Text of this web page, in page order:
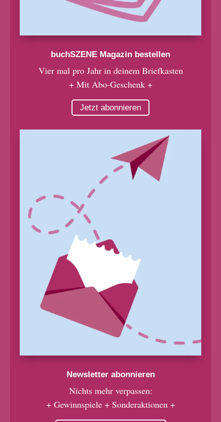
buchSZENE Magazin bestellen
Vier mal pro Jahr in deinem Briefkasten
+ Mit Abo-Geschenk +
Jetzt abonnieren
Newsletter abonnieren
Nichts mehr verpassen:
+ Gewinnspiele + Sonderaktionen +